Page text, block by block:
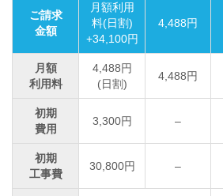
ご請求
金額
月額利用
料(日割)
+34,100円
4,488円
月額
利用料
4,488円
(日割)
4,488円
初期
費用
3,300円 –
初期
工事費
30,800円 –